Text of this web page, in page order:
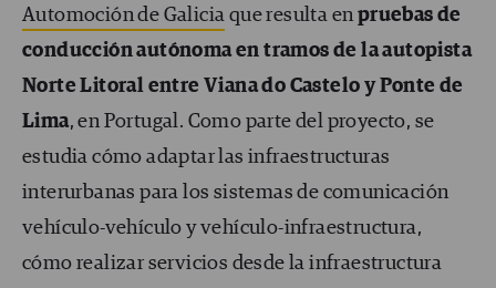
Automoción de Galicia que resulta enpruebas de
conducción autónoma en tramos de la autopista
Norte Litoral entre Viana do Castelo y Ponte de
Lima, en Portugal. Como parte del proyecto, se
estudia cómo adaptar las infraestructuras
interurbanas para los sistemas de comunicación
vehículo-vehículo y vehículo-infraestructura,
cómo realizar servicios desde la infraestructura